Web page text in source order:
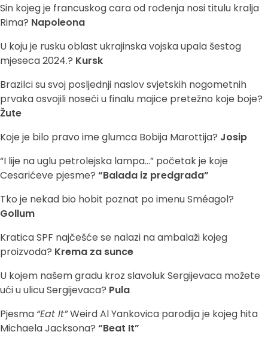
Sin kojeg je francuskog cara od rođenja nosi titulu kralja
Rima? Napoleona
U koju je rusku oblast ukrajinska vojska upala šestog
mjeseca 2024.? Kursk
Brazilci su svoj posljednji naslov svjetskih nogometnih
prvaka osvojili noseći u finalu majice pretežno koje boje?
Žute
Koje je bilo pravo ime glumca Bobija Marottija? Josip
“I lije na uglu petrolejska lampa…” početak je koje
Cesarićeve pjesme? “Balada iz predgrađa”
Tko je nekad bio hobit poznat po imenu Sméagol?
Gollum
Kratica SPF najčešće se nalazi na ambalaži kojeg
proizvoda? Krema za sunce
U kojem našem gradu kroz slavoluk Sergijevaca možete
ući u ulicu Sergijevaca? Pula
Pjesma “Eat It”Weird Al Yankovica parodija je kojeg hita
Michaela Jacksona? “Beat It”